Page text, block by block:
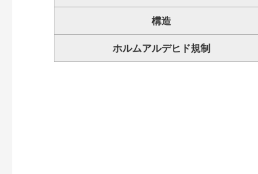
構造
ホルムアルデヒド規制